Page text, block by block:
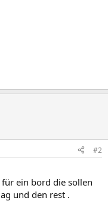
#2
ein bord die sollen
und den rest .